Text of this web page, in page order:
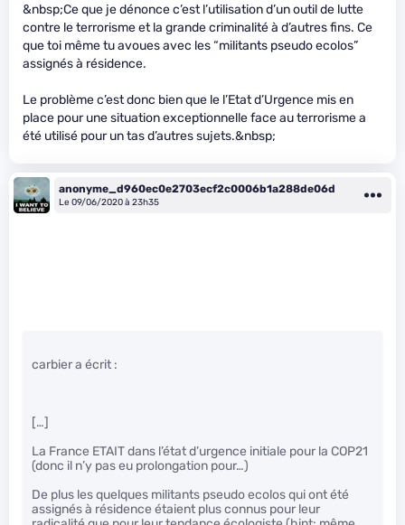
&nbsp;Ce que je dénonce c’est l’utilisation d’un outil de lutte
contre le terrorisme et la grande criminalité à d’autres fins. Ce
que toi même tu avoues avec les “militants pseudo ecolos”
assignés à résidence.
Le problème c’est donc bien que le l’Etat d’Urgence mis en
place pour une situation exceptionnelle face au terrorisme a
été utilisé pour un tas d’autres sujets.&nbsp;
anonyme_d960ec0e2703ecf2c0006b1a288de06d
Le 09/06/2020 à 23h35
carbier a écrit :
[…]
La France ETAIT dans l’état d’urgence initiale pour la COP21
(donc il n’y pas eu prolongation pour…)
De plus les quelques militants pseudo ecolos qui ont été
assignés à résidence étaient plus connus pour leur